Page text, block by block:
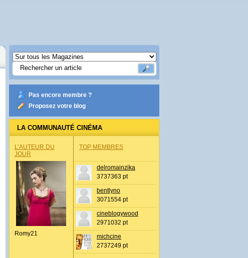
Pas encore membre ?
Proposez votre blog
LA COMMUNAUTÉ CINÉMA
L’AUTEUR DU
JOUR
Romy21
TOP MEMBRES
delromainzika
3737363 pt
bentlyno
3071554 pt
cineblogywood
2971032 pt
michcine
2737249 pt